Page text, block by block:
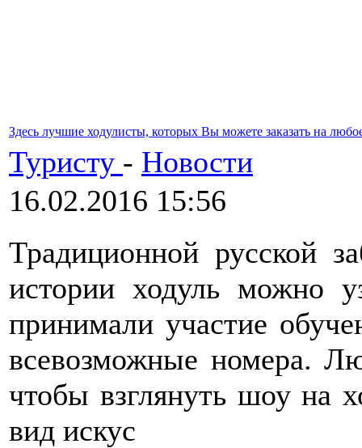
Здесь лучшие ходулисты, которых Вы можете заказать на
Туристу - Новости
16.02.2016 15:56
Традиционной русской
истории ходуль можно
принимали участие
всевозможные номера.
чтобы взглянуть шоу на
вид искус